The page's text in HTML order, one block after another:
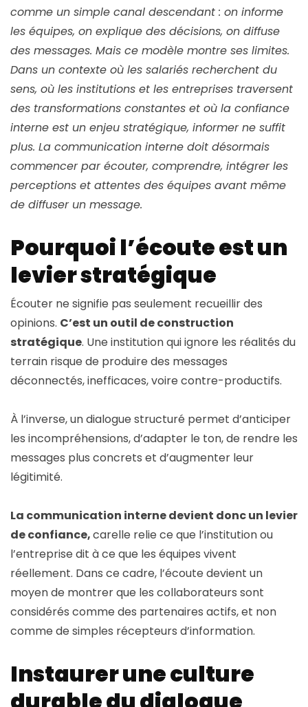
comme un simple canal descendant : on informe
les équipes, on explique des décisions, on diffuse
des messages. Mais ce modèle montre ses limites.
Dans un contexte où les salariés recherchent du
sens, où les institutions et les entreprises traversent
des transformations constantes et où la confiance
interne est un enjeu stratégique, informer ne suffit
plus. La communication interne doit désormais
commencer par écouter, comprendre, intégrer les
perceptions et attentes des équipes avant même
de diffuser un message.
Pourquoi l’écoute est un
levier stratégique
Écouter ne signifie pas seulement recueillir des
opinions. C’est un outil de construction
stratégique. Une institution qui ignore les réalités du
terrain risque de produire des messages
déconnectés, inefficaces, voire contre-productifs.
À l’inverse, un dialogue structuré permet d’anticiper
les incompréhensions, d’adapter le ton, de rendre les
messages plus concrets et d’augmenter leur
légitimité.
La communication interne devient donc un levier
de confiance,carelle relie ce que l’institution ou
l’entreprise dit à ce que les équipes vivent
réellement. Dans ce cadre, l’écoute devient un
moyen de montrer que les collaborateurs sont
considérés comme des partenaires actifs, et non
comme de simples récepteurs d’information.
Instaurer une culture